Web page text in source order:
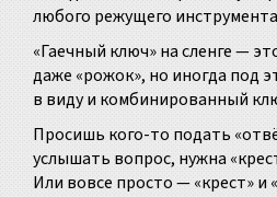
любого режущего
«Гаечный ключ» на сленге —
даже «рожок», но иногда под
в виду и комбинированный
Просишь кого-то подать
услышать вопрос, нужна
Или вовсе просто — «крест» и